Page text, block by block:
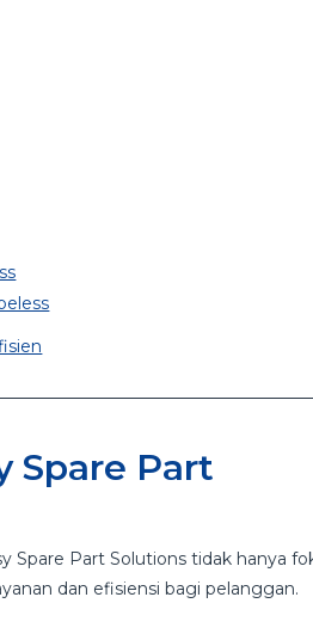
Spare Part
Spare Part Solutions tidak hanya
dan efisiensi bagi pelanggan.